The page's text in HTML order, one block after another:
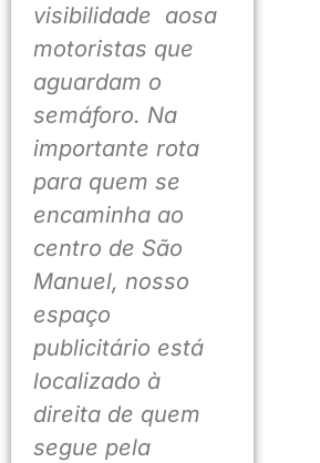
visibilidade aosa
motoristas que
aguardam o
semáforo. Na
importante rota
para quem se
encaminha ao
centro de São
Manuel, nosso
espaço
publicitário está
localizado à
direita de quem
segue pela